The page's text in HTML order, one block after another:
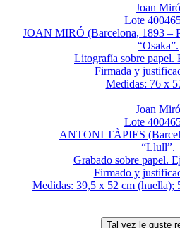
Joan Miró
Lote
JOAN MIRÓ (Barcelona, 1893 –
“Osaka”.
Litografía sobre papel.
Firmada y
Medidas: 76 x
Joan Miró
Lote
ANTONI TÀPIES
“Llull”.
Grabado sobre papel.
Firmado y
Medidas: 39,5 x 52 cm (huella);